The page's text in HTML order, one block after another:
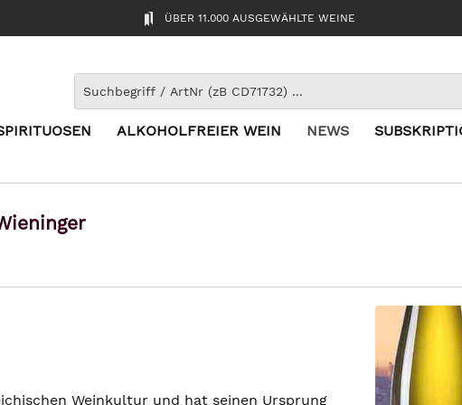
ÜBER 11.000 AUSGEWÄHLTE WEINE
ALKOHOLFREIER WEIN NEWS
Weinkultur und hat seinen Ursprung